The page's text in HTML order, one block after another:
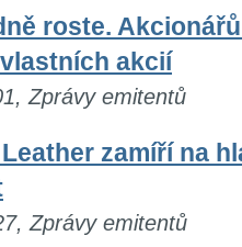
roste.
akcií
Zprávy emitentů
zamíří na
Zprávy emitentů